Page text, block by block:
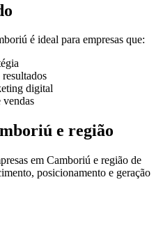
é ideal para empresas que:
digital
vendas
e região
em Camboriú e região de
posicionamento e geração